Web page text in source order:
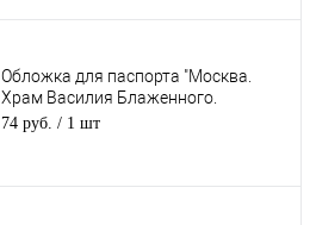
Обложка для паспорта "Москва.
Храм Василия Блаженного.
Акварель"
74 руб. / 1 шт